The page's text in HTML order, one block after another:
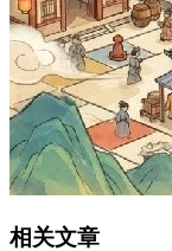
相关文章